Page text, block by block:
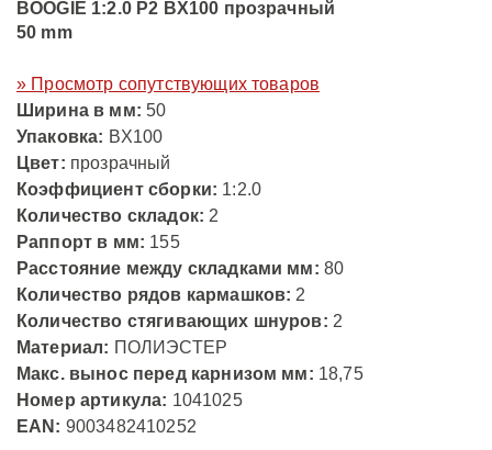
BOOGIE 1:2.0 P2 BX100 прозрачный
50 mm
» Просмотр сопутствующих товаров
Ширина в мм: 50
Упаковка: BX100
Цвет: прозрачный
Коэффициент сборки: 1:2.0
Количество складок: 2
Раппорт в мм: 155
Расстояние между складками мм: 80
Количество рядов кармашков: 2
Количество стягивающих шнуров: 2
Материал: ПОЛИЭСТЕР
Макс. вынос перед карнизом мм: 18,75
Номер артикула: 1041025
EAN: 9003482410252